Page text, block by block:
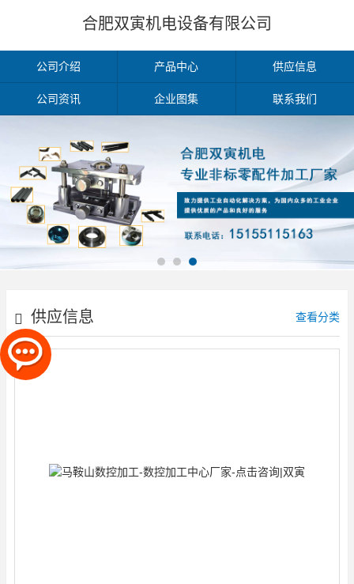
合肥双寅机电设备有限公司
公司介绍 产品中心 供应信息
公司资讯 企业图集 联系我们
供应信息 查看分类